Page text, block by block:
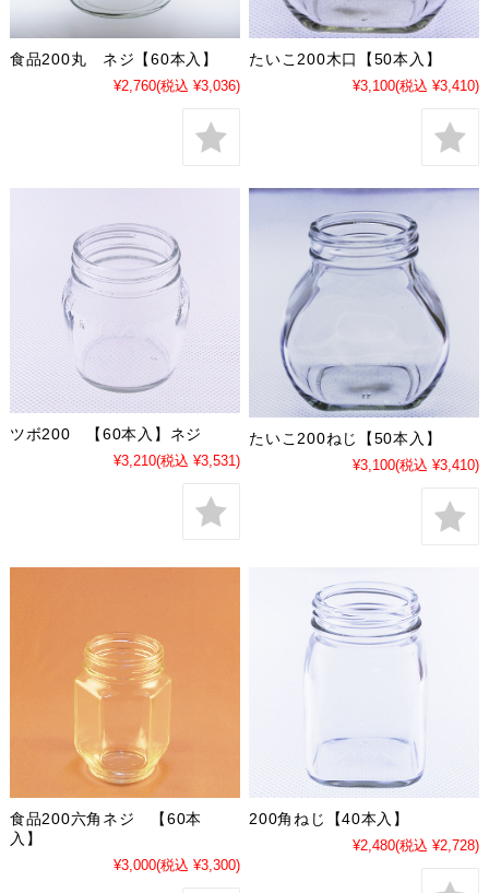
食品200丸 ネジ【60本入】
¥2,760(税込 ¥3,036)
たいこ200木口【50本入】
¥3,100(税込 ¥3,410)
ツボ200 【60本入】ネジ
¥3,210(税込 ¥3,531)
たいこ200ねじ【50本入】
¥3,100(税込 ¥3,410)
食品200六角ネジ 【60本
入】
¥3,000(税込 ¥3,300)
200角ねじ【40本入】
¥2,480(税込 ¥2,728)